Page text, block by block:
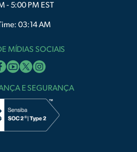
- 5:00 PM EST
03:14 AM
MÍDIAS SOCIAIS
E SEGURANÇA